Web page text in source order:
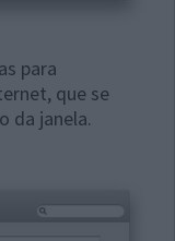
para
que se
da janela.